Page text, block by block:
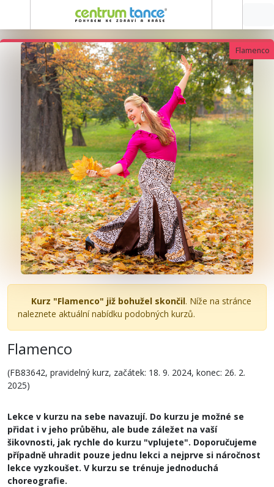
Flamenco
Kurz "Flamenco" již bohužel skončil. Níže na stránce
naleznete aktuální nabídku podobných kurzů.
Flamenco
(FB83642, pravidelný kurz, začátek: 18. 9. 2024, konec: 26. 2.
2025)
Lekce v kurzu na sebe navazují. Do kurzu je možné se
přidat i v jeho průběhu, ale bude záležet na vaší
šikovnosti, jak rychle do kurzu "vplujete". Doporučujeme
případně uhradit pouze jednu lekci a nejprve si náročnost
lekce vyzkoušet. V kurzu se trénuje jednoduchá
choreografie.